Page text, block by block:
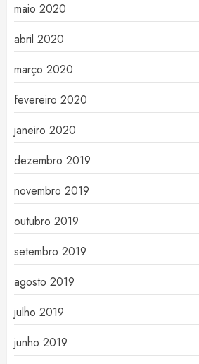
maio 2020
abril 2020
março 2020
fevereiro 2020
janeiro 2020
dezembro 2019
novembro 2019
outubro 2019
setembro 2019
agosto 2019
julho 2019
junho 2019